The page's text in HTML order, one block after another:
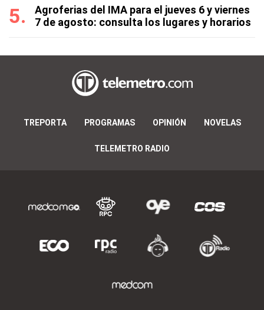
Agroferias del IMA para el jueves 6 y viernes
7 de agosto: consulta los lugares y horarios
TREPORTA PROGRAMAS OPINIÓN NOVELAS
TELEMETRO RADIO